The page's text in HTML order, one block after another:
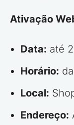
Ativação
Data: até
Horário:
Local:
Endereço: